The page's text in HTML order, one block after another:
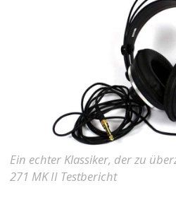
Ein echter Klassiker, der zu
271 MK II Testbericht